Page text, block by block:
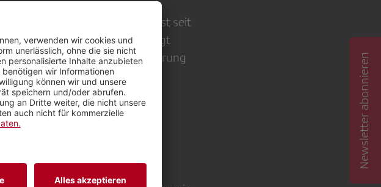
breitere Medienförderung ist seit
Rösti reduziert und zwingt
über eine Halbierung
in der Schweiz zu
Rundfunks (SRG) in einer
Newsletter abonnieren